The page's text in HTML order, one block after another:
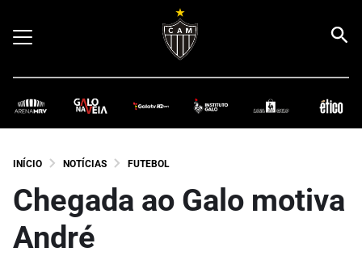
INÍCIO NOTÍCIAS FUTEBOL
Chegada ao Galo motiva
André